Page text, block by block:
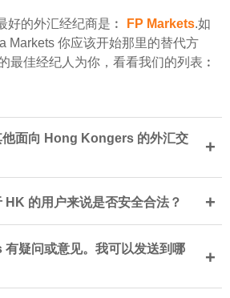
好的外汇经纪商是︰ FP Markets.如
Markets 你应该开始那里的替代方
最佳经纪人为你，看看我们的列表︰
面向 Hong Kongers 的外汇交
+
的用户来说是否安全合法？ +
疑问或意见。我可以发送到哪
+